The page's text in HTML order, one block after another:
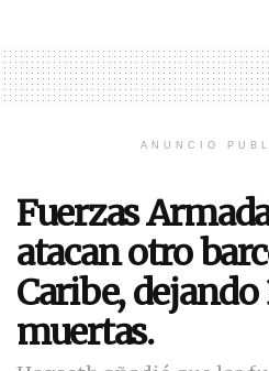
ANUNCIO
Fuerzas
atacan otro
Caribe, dejando
muertas.